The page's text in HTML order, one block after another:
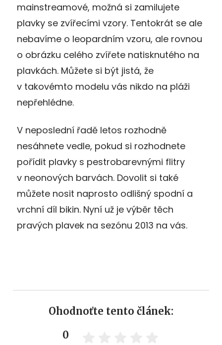
mainstreamové, možná si zamilujete
plavky se zvířecími vzory. Tentokrát se ale
nebavíme o leopardním vzoru, ale rovnou
o obrázku celého zvířete natisknutého na
plavkách. Můžete si být jistá, že
v takovémto modelu vás nikdo na pláži
nepřehlédne.
V neposlední řadě letos rozhodně
nesáhnete vedle, pokud si rozhodnete
pořídit plavky s pestrobarevnými flitry
v neonových barvách. Dovolit si také
můžete nosit naprosto odlišný spodní a
vrchní díl bikin. Nyní už je výběr těch
pravých plavek na sezónu 2013 na vás.
Ohodnoťte tento článek:
0